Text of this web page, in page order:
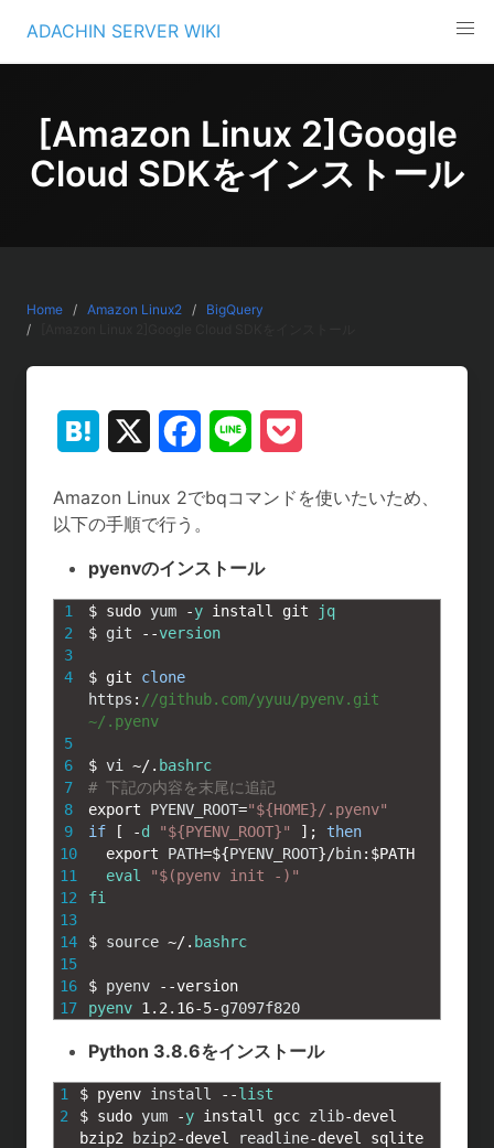
content
ADACHIN SERVER WIKI
[Amazon Linux 2]Google
Cloud SDKをインストール
Home Amazon Linux2
BigQuery
t
n
a
e
b
o
e
e
Amazon Linux 2でbqコマンドを使いたいため、
以下の手順で行う。
pyenvのインストール
1
2
3
4
5
6
7
8
9
10
11
12
13
14
15
16
17
$ sudo yum -y install git
jq
$ git --version
$ git clone
https : //github.com/yyuu/pyenv.git
~/.pyenv
$ vi ~/. bashrc
# 下記の内容を末尾に追記
export PYENV_ROOT="${HOME}/.pyenv"
if
[ -d "${PYENV_ROOT}" ] ;
then
export PATH=${PYENV_ROOT}/bin: $PATH
eval
"$(pyenv init -)"
fi
$ source ~/. bashrc
$ pyenv --version
pyenv 1.2.16-5-g7097f820
Python 3.8.6をインストール
1
2
$ pyenv install --list
$ sudo yum -y install gcc zlib-
bzip2
bzip2-devel readline-devel